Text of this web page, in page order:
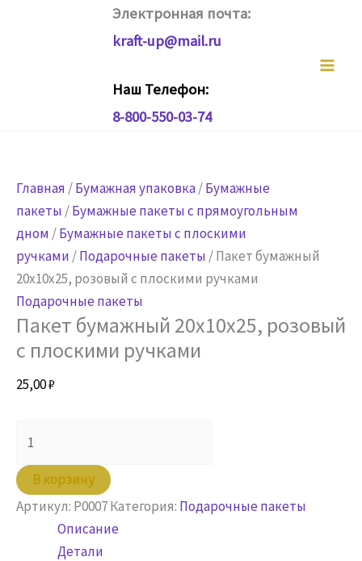
Электронная почта:
kraft-up@mail.ru
Наш Телефон:
8-800-550-03-74
Главная /Бумажная упаковка/Бумажные
пакеты /Бумажные пакеты с прямоугольным
дном /Бумажные пакеты с плоскими
ручками /Подарочные пакеты / Пакет бумажный
20х10х25, розовый с плоскими ручками
Подарочные пакеты
Пакет бумажный 20х10х25, розовый
с плоскими ручками
25,00₽
товара
Пакет
бумажный
20х10х25,
розовый
В корзину
Артикул: P0007Категория: Подарочные пакеты
Описание
Детали